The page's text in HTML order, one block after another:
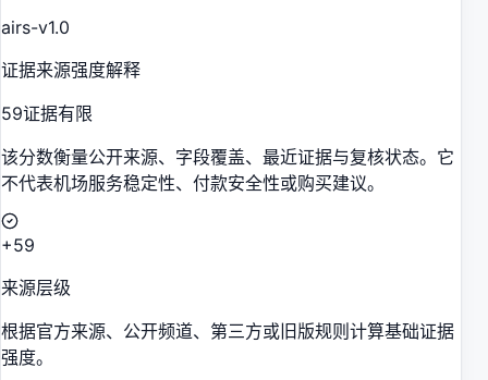
airs-v1.0
证据来源强度解释
59证据有限
该分数衡量公开来源、字段覆盖、最近证据与复核状态。它
不代表机场服务稳定性、付款安全性或购买建议。
+59
来源层级
根据官方来源、公开频道、第三方或旧版规则计算基础证据
强度。